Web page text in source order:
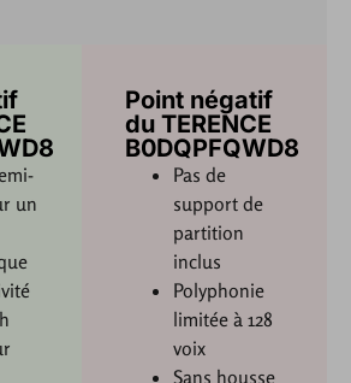
un
Point négatif
du TERENCE
B0DQPFQWD8
Pas de
support de
partition
inclus
Polyphonie
limitée à 128
voix
Sans housse